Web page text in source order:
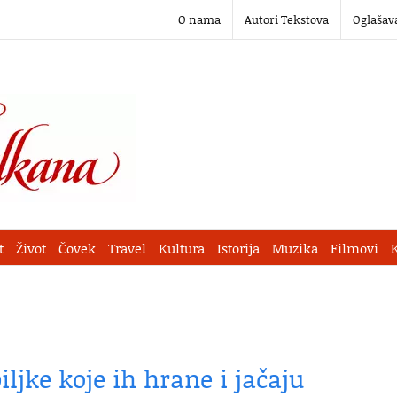
O nama Autori Tekstova
Život Čovek Travel Kultura Istorija Muzika Filmovi
koje ih hrane i jačaju